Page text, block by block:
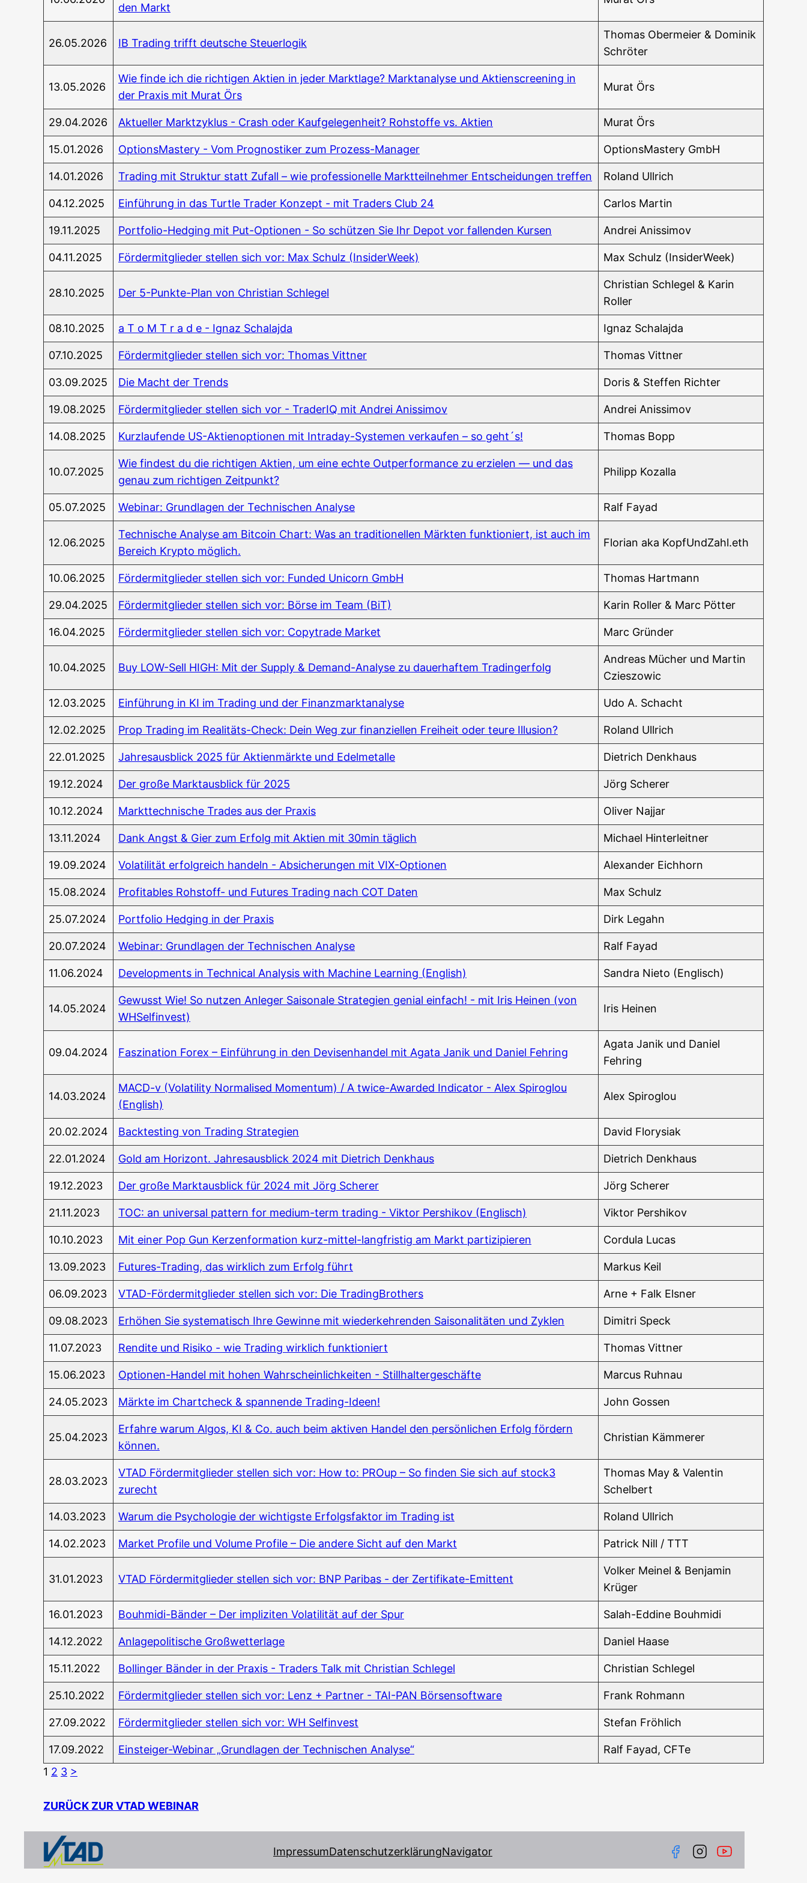
den Markt
26.05.2026 IB Tra­ding trifft deut­sche Steuerlogik
Tho­mas Ober­mei­er & Domi­nik
Schröter
13.05.2026
Wie fin­de ich die rich­ti­gen Akti­en in jeder Markt­la­ge? Markt­ana­ly­se und Akti­en­scree­ning in
der Pra­xis mit Murat Örs
Murat Örs
29.04.2026 Aktu­el­ler Markt­zy­klus - Crash oder Kauf­ge­le­gen­heit? Roh­stof­fe vs. Aktien Murat Örs
15.01.2026 Opti­ons­Mas­tery - Vom Pro­gnos­ti­ker zum Prozess-Manager Opti­ons­Mas­tery GmbH
14.01.2026 Tra­ding mit Struk­tur statt Zufall – wie pro­fes­sio­nel­le Markt­teil­neh­mer Ent­schei­dun­gen treffen Roland Ull­rich
04.12.2025 Ein­füh­rung in das Turt­le Trader Kon­zept - mit Trad­ers Club 24 Car­los Martin
19.11.2025 Port­fo­lio-Hedging mit Put-Optio­nen - So schüt­zen Sie Ihr Depot vor fal­len­den Kursen And­rei Anissimov
04.11.2025 För­der­mit­glie­der stel­len sich vor: Max Schulz (Insi­der­Week) Max Schulz (Insi­der­Week)
28.10.2025 Der 5-Punk­te-Plan von Chris­ti­an Schlegel
Chris­ti­an Schle­gel & Karin
Roller
08.10.2025 a T o M T r a d e - Ignaz Schalajda Ignaz Scha­laj­da
07.10.2025 För­der­mit­glie­der stel­len sich vor: Tho­mas Vittner Tho­mas Vittner
03.09.2025 Die Macht der Trends Doris & Stef­fen Richter
19.08.2025 För­der­mit­glie­der stel­len sich vor - Trade­rIQ mit And­rei Anissimov And­rei Anissimov
14.08.2025 Kurz­lau­fen­de US-Akti­en­op­tio­nen mit Intra­day-Sys­te­men ver­kau­fen – so geht´s! Tho­mas Bopp
10.07.2025
Wie fin­dest du die rich­ti­gen Akti­en, um eine ech­te Out­per­for­mance zu erzie­len — und das
genau zum rich­ti­gen Zeitpunkt?
Phil­ipp Kozalla
05.07.2025 Web­i­nar: Grund­la­gen der Tech­ni­schen Analyse Ralf Fayad
12.06.2025
Tech­ni­sche Ana­ly­se am Bit­co­in Chart: Was an tra­di­tio­nel­len Märk­ten funk­tio­niert, ist auch im
Bereich Kryp­to möglich.
Flo­ri­an aka KopfUndZahl.eth
10.06.2025 För­der­mit­glie­der stel­len sich vor: Fun­ded Uni­corn GmbH Tho­mas Hartmann
29.04.2025 För­der­mit­glie­der stel­len sich vor: Bör­se im Team (BiT) Karin Rol­ler & Marc Pötter
16.04.2025 För­der­mit­glie­der stel­len sich vor: Copy­tra­de Market Marc Grün­der
10.04.2025 Buy LOW-Sell HIGH: Mit der Sup­p­ly & Demand-Ana­ly­se zu dau­er­haf­tem Tradingerfolg
Andre­as Mücher und Mar­tin
Czieszowic
12.03.2025 Ein­füh­rung in KI im Tra­ding und der Finanzmarktanalyse Udo A. Schacht
12.02.2025 Prop Tra­ding im Rea­li­täts-Check: Dein Weg zur finan­zi­el­len Frei­heit oder teu­re Illusion? Roland Ull­rich
22.01.2025 Jah­res­aus­blick 2025 für Akti­en­märk­te und Edelmetalle Diet­rich Denkhaus
19.12.2024 Der gro­ße Markt­aus­blick für 2025 Jörg Sche­rer
10.12.2024 Markt­tech­ni­sche Trades aus der Praxis Oli­ver Najjar
13.11.2024 Dank Angst & Gier zum Erfolg mit Akti­en mit 30min täglich Micha­el Hinterleitner
19.09.2024 Vola­ti­li­tät erfolg­reich han­deln - Absi­che­run­gen mit VIX-Optionen Alex­an­der Eichhorn
15.08.2024 Pro­fi­ta­bles Roh­stoff- und Futures Tra­ding nach COT Daten Max Schulz
25.07.2024 Port­fo­lio Hedging in der Praxis Dirk Legahn
20.07.2024 Web­i­nar: Grund­la­gen der Tech­ni­schen Analyse Ralf Fayad
11.06.2024 Deve­lo­p­ments in Tech­ni­cal Ana­ly­sis with Machi­ne Lear­ning (Eng­lish) San­dra Nieto (Eng­lisch)
14.05.2024
Gewusst Wie! So nut­zen Anle­ger Sai­so­na­le Stra­te­gien geni­al ein­fach! - mit Iris Hei­nen (von
WHSelfinvest)
Iris Hei­nen
09.04.2024 Fas­zi­na­ti­on Forex – Ein­füh­rung in den Devi­sen­han­del mit Aga­ta Janik und Dani­el Fehring
Aga­ta Janik und Dani­el
Fehring
14.03.2024
MACD-v (Vola­ti­li­ty Nor­ma­li­sed Momen­tum) / A twice-Award­ed Indi­ca­tor - Alex Spi­ro­glou
(Eng­lish)
Alex Spi­ro­glou
20.02.2024 Back­test­ing von Tra­ding Strategien David Flo­ry­si­ak
22.01.2024 Gold am Hori­zont. Jah­res­aus­blick 2024 mit Diet­rich Denkhaus Diet­rich Denkhaus
19.12.2023 Der gro­ße Markt­aus­blick für 2024 mit Jörg Scherer Jörg Sche­rer
21.11.2023 TOC: an uni­ver­sal pat­tern for medi­um-term tra­ding - Vik­tor Per­shi­kov (Eng­lisch) Vik­tor Pershikov
10.10.2023 Mit einer Pop Gun Ker­zen­for­ma­ti­on kurz-mit­tel-lang­fris­tig am Markt partizipieren Cor­du­la Lucas
13.09.2023 Futures-Tra­ding, das wirk­lich zum Erfolg führt Mar­kus Keil
06.09.2023 VTAD-För­der­mit­glie­der stel­len sich vor: Die TradingBrothers Arne + Falk Elsner
09.08.2023 Erhö­hen Sie sys­te­ma­tisch Ihre Gewin­ne mit wie­der­keh­ren­den Sai­so­na­li­tä­ten und Zyklen Dimi­t­ri Speck
11.07.2023 Ren­di­te und Risi­ko - wie Tra­ding wirk­lich funktioniert Tho­mas Vittner
15.06.2023 Optio­nen-Han­del mit hohen Wahr­schein­lich­kei­ten - Stillhaltergeschäfte Mar­cus Ruhnau
24.05.2023 Märk­te im Chart­check & span­nen­de Trading-Ideen! John Gos­sen
25.04.2023
Erfah­re war­um Algos, KI & Co. auch beim akti­ven Han­del den per­sön­li­chen Erfolg för­dern
können.
Chris­ti­an Kämmerer
28.03.2023
VTAD För­der­mit­glie­der stel­len sich vor: How to: PROup – So fin­den Sie sich auf stock3
zurecht
Tho­mas May & Valen­tin
Schelbert
14.03.2023 War­um die Psy­cho­lo­gie der wich­tigs­te Erfolgs­fak­tor im Tra­ding ist Roland Ull­rich
14.02.2023 Mar­ket Pro­fi­le und Volu­me Pro­fi­le – Die ande­re Sicht auf den Markt Patrick Nill / TTT
31.01.2023 VTAD För­der­mit­glie­der stel­len sich vor: BNP Pari­bas - der Zertifikate-Emittent
Vol­ker Mei­nel & Ben­ja­min
Krüger
16.01.2023 Bouhmidi-Bän­der – Der impli­zi­ten Vola­ti­li­tät auf der Spur Salah-Eddi­ne Bouhmidi
14.12.2022 Anla­ge­po­li­ti­sche Großwetterlage Dani­el Haase
15.11.2022 Bol­lin­ger Bän­der in der Pra­xis - Trad­ers Talk mit Chris­ti­an Schlegel Chris­ti­an Schlegel
25.10.2022 För­der­mit­glie­der stel­len sich vor: Lenz + Part­ner - TAI-PAN Börsensoftware Frank Roh­mann
27.09.2022 För­der­mit­glie­der stel­len sich vor: WH Selfinvest Ste­fan Fröhlich
17.09.2022 Ein­stei­ger-Web­i­nar „Grund­la­gen der Tech­ni­schen Analyse“
Ralf Fayad, CFTe
1 2 3 >
ZURÜCK ZUR VTAD WEBINAR
ImpressumDatenschutzerklärungNavigator